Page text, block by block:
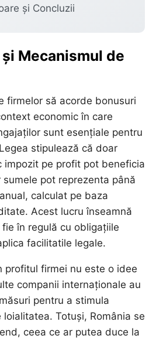
și Concluzii
Mecanismul de
firmelor să acorde bonusuri
economic în care
sunt esențiale pentru
stipulează că doar
impozit pe profit pot beneficia
pot reprezenta până
calculat pe baza
Acest lucru înseamnă
în regulă cu obligațiile
facilitatile legale.
profitul firmei nu este o idee
companii internaționale au
pentru a stimula
Totuși, România se
ceea ce ar putea duce la